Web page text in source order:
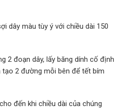
dây màu tùy ý với chiều dài 150
2 đoạn dây, lấy băng dính cố định
tạo 2 đường mỗi bên để tết bím
đến khi chiều dài của chúng